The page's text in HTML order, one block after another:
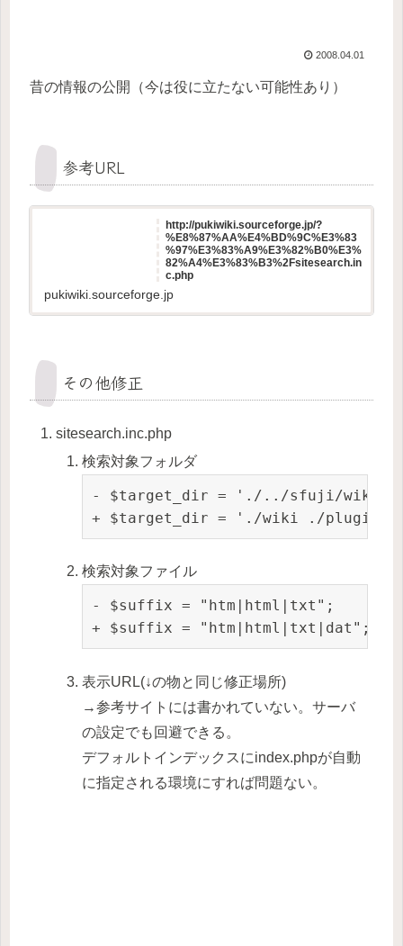
2008.04.01
昔の情報の公開（今は役に立たない可能性あり）
参考URL
http://pukiwiki.sourceforge.jp/?
%E8%87%AA%E4%BD%9C%E3%83
%97%E3%83%A9%E3%82%B0%E3%
82%A4%E3%83%B3%2Fsitesearch.in
c.php
pukiwiki.sourceforge.jp
その他修正
sitesearch.inc.php
検索対象フォルダ
- $target_dir = './../sfuji/wiki';
+ $target_dir = './wiki ./plugin/
検索対象ファイル
- $suffix = "htm|html|txt";
+ $suffix = "htm|html|txt|dat";
表示URL(↓の物と同じ修正場所)
→参考サイトには書かれていない。サーバ
の設定でも回避できる。
デフォルトインデックスにindex.phpが自動
に指定される環境にすれば問題ない。